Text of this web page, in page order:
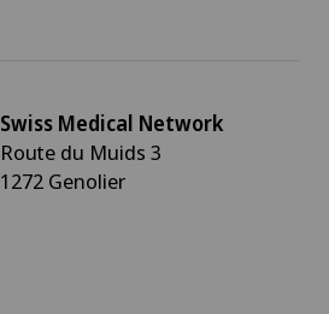
Swiss Medical Network
Route du Muids 3
1272 Genolier